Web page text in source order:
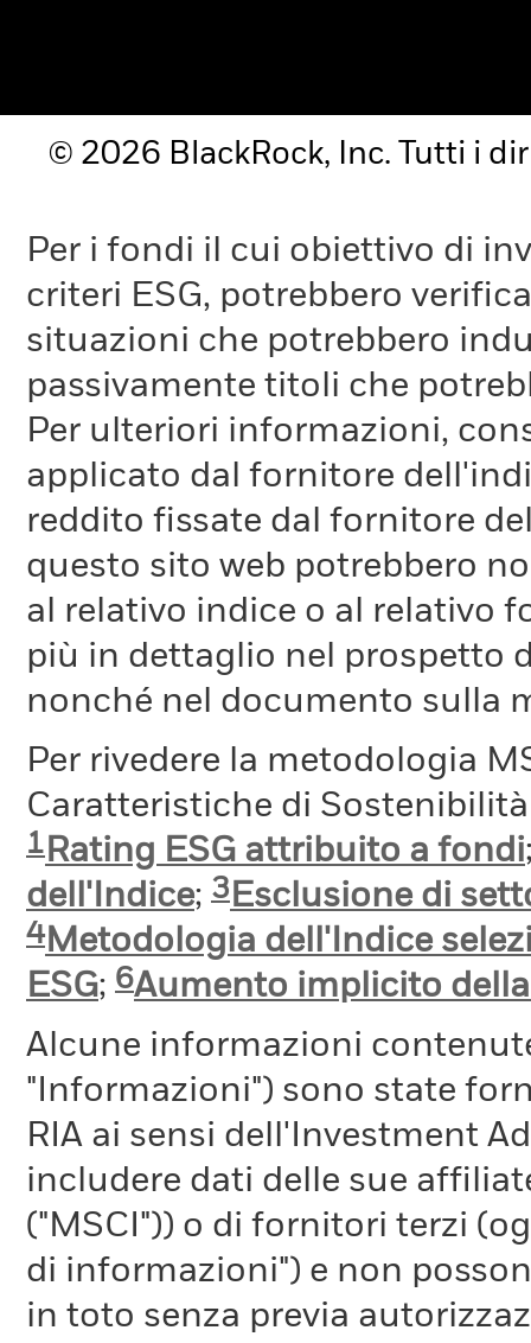
© 2026 BlackRock, Inc. Tutti i
Per i fondi il cui obiettivo di
criteri ESG, potrebbero
situazioni che potrebbero
passivamente titoli che
Per ulteriori informazioni,
applicato dal fornitore
reddito fissate dal fornitore
questo sito web potrebbero
al relativo indice o al relativo
più in dettaglio nel prospetto
nonché nel documento sulla
Per rivedere la metodologia
Caratteristiche di
1Rating ESG attribuito a fondi
dell'Indice; 3Esclusione di
4Metodologia dell'Indice
ESG; 6Aumento implicito
Alcune informazioni
"Informazioni") sono state
RIA ai sensi dell'Investment
includere dati delle sue
("MSCI")) o di fornitori terzi
di informazioni") e non
in toto senza previa